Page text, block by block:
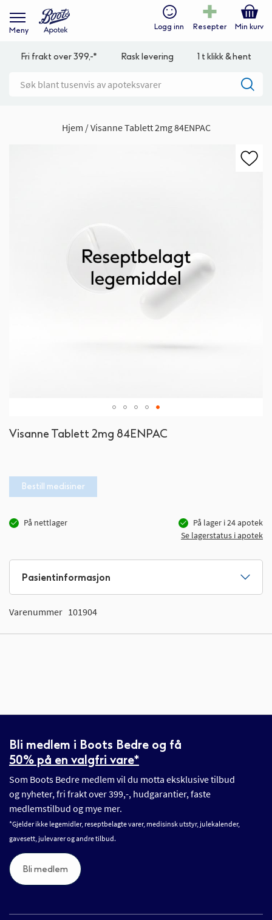
Meny Logg inn Resepter Min kurv
Fri frakt over 399,-* Rask levering 1 t klikk & hent
Hjem Visanne Tablett 2mg 84ENPAC
Visanne Tablett 2mg 84ENPAC
Bestill medisiner
På nettlager På lager i24apotek
Se lagerstatus i apotek
til
bildegalleri
Pasientinformasjon
Varenummer 101904
Bli medlem i Boots Bedre og få
50% på en valgfri vare*
Som Boots Bedre medlem vil du motta eksklusive tilbud
og nyheter, fri frakt over 399,-, hudgarantier, faste
medlemstilbud og mye mer.
*Gjelder ikke legemidler, reseptbelagte varer, medisinsk utstyr, julekalender,
gavesett, julevarer og andre tilbud.
Bli medlem